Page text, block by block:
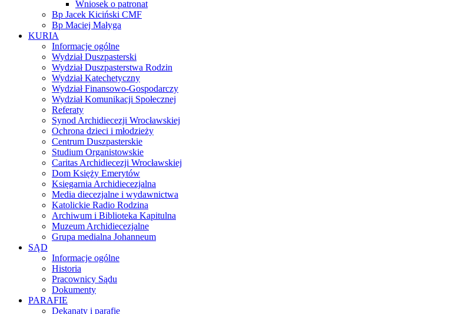
Wniosek o patronat
Bp Jacek Kiciński CMF
Bp Maciej Małyga
KURIA
Informacje ogólne
Wydział Duszpasterski
Wydział Duszpasterstwa Rodzin
Wydział Katechetyczny
Wydział Finansowo-Gospodarczy
Wydział Komunikacji Społecznej
Referaty
Synod Archidiecezji Wrocławskiej
Ochrona dzieci i młodzieży
Centrum Duszpasterskie
Studium Organistowskie
Caritas Archidiecezji Wrocławskiej
Dom Księży Emerytów
Księgarnia Archidiecezjalna
Media diecezjalne i wydawnictwa
Katolickie Radio Rodzina
Archiwum i Biblioteka Kapitulna
Muzeum Archidiecezjalne
Grupa medialna Johanneum
SĄD
Informacje ogólne
Historia
Pracownicy Sądu
Dokumenty
PARAFIE
Dekanaty i parafie